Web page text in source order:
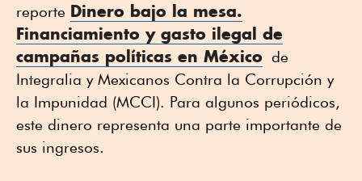
reporte Dinero bajo la mesa.
Financiamiento y gasto ilegal de
campañas políticas en México de
Integralia y Mexicanos Contra la Corrupción y
la Impunidad (MCCI). Para algunos periódicos,
este dinero representa una parte importante de
sus ingresos.